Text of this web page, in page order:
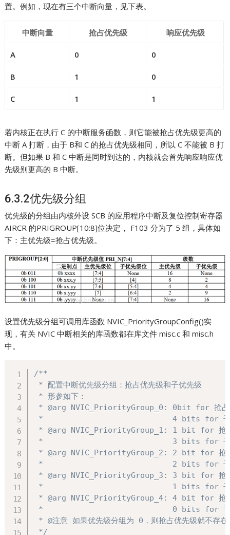
置。例如，现在有三个中断向量，见下表。
中断向量 抢占优先级 响应优先级
A 0 0
B 1 0
C 1 1
若内核正在执行 C 的中断服务函数，则它能被抢占优先级更高的
中断 A 打断，由于 B和 C 的抢占优先级相同，所以 C 不能被 B 打
断。但如果 B 和 C 中断是同时到达的，内核就会首先响应响应优
先级别更高的 B 中断。
6.3.2优先级分组
优先级的分组由内核外设 SCB 的应用程序中断及复位控制寄存器
AIRCR 的PRIGROUP[10:8]位决定， F103 分为了 5 组，具体如
下：主优先级=抢占优先级。
设置优先级分组可调用库函数 NVIC_PriorityGroupConfig()实
现，有关 NVIC 中断相关的库函数都在库文件 misc.c 和 misc.h
中。
/**
* 配置中断优先级分组：抢占优先级和子优先级
* 形参如下：
* @arg NVIC_PriorityGroup_0: 0bit for 抢占
*                            4 bits for 子优
* @arg NVIC_PriorityGroup_1: 1 bit for 抢
*                            3 bits for 子优
* @arg NVIC_PriorityGroup_2: 2 bit for 抢
*                            2 bits for 子优
* @arg NVIC_PriorityGroup_3: 3 bit for 抢
*                            1 bits for 子优
* @arg NVIC_PriorityGroup_4: 4 bit for 抢
*                            0 bits for 子优
* @注意 如果优先级分组为 0，则抢占优先级就不存在
*/